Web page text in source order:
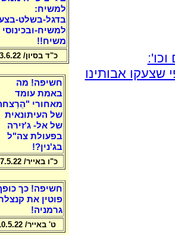
אבותינו
למשיח:
בדגל-בשלט-
למשיח-ובכינוסי
משיח!!
כ"ד בסיון/ 23.6.22
חשיפה! מה
באמת עומד
מאחורי
של העיתונאית
של אל- ג'זירה
בפעולת צה"ל
בג'נין?!
כ"ו באייר/ 27.5.22
חשיפה! כך
פוטין את
גרמניה!
ט' באייר/ 10.5.22